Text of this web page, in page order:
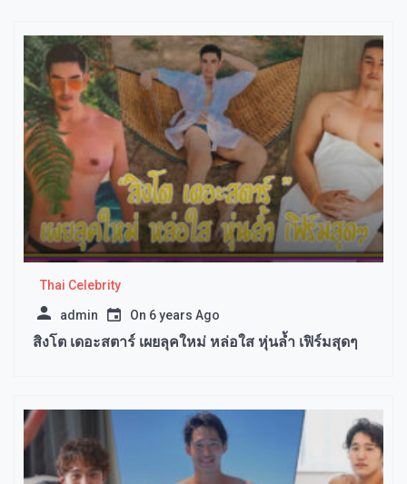
Thai Celebrity
admin On 6 years Ago
สิงโต เดอะสตาร์ เผยลุคใหม่ หล่อใส หุ่นล้ำ เฟิร์มสุดๆ